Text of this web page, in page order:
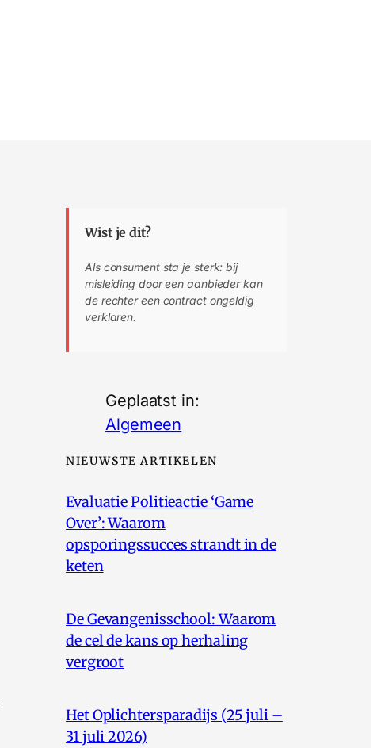
Wist je dit?
Als consument sta je sterk: bij
misleiding door een aanbieder kan
de rechter een contract ongeldig
verklaren.
Geplaatst in:
Algemeen
NIEUWSTE ARTIKELEN
Evaluatie Politieactie ‘Game
Over’: Waarom
opsporingssucces strandt in de
keten
De Gevangenisschool: Waarom
de cel de kans op herhaling
vergroot
Het Oplichtersparadijs (25 juli –
31 juli 2026)